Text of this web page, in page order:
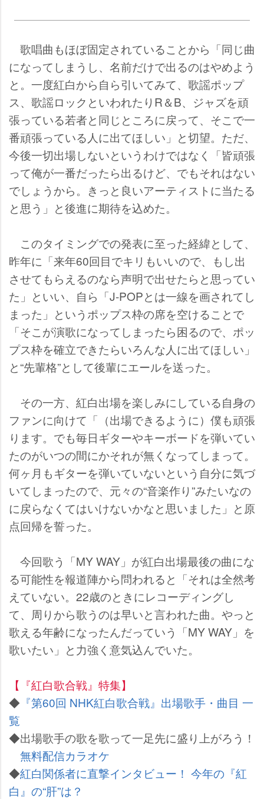
歌唱曲もほぼ固定されていることから「同じ曲
になってしまうし、名前だけで出るのはやめよう
と。一度紅白から自ら引いてみて、歌謡ポップ
ス、歌謡ロックといわれたりR＆B、ジャズを頑
張っている若者と同じところに戻って、そこで一
番頑張っている人に出てほしい」と切望。ただ、
今後一切出場しないというわけではなく「皆頑張
って俺が一番だったら出るけど、でもそれはない
でしょうから。きっと良いアーティストに当たる
と思う」と後進に期待を込めた。
このタイミングでの発表に至った経緯として、
昨年に「来年60回目でキリもいいので、もし出
させてもらえるのなら声明で出せたらと思ってい
た」といい、自ら「J-POPとは一線を画されてし
まった」というポップス枠の席を空けることで
「そこが演歌になってしまったら困るので、ポッ
プス枠を確立できたらいろんな人に出てほしい」
と“先輩格”として後輩にエールを送った。
その一方、紅白出場を楽しみにしている自身の
ファンに向けて「（出場できるように）僕も頑張
ります。でも毎日ギターやキーボードを弾いてい
たのがいつの間にかそれが無くなってしまって。
何ヶ月もギターを弾いていないという自分に気づ
いてしまったので、元々の“音楽作り”みたいなの
に戻らなくてはいけないかなと思いました」と原
点回帰を誓った。
今回歌う「MY WAY」が紅白出場最後の曲にな
る可能性を報道陣から問われると「それは全然考
えていない。22歳のときにレコーディングし
て、周りから歌うのは早いと言われた曲。やっと
歌える年齢になったんだっていう「MY WAY」を
歌いたい」と力強く意気込んでいた。
【『紅白歌合戦』特集】
◆ 『第60回 NHK紅白歌合戦』出場歌手・曲目 一
覧
◆出場歌手の歌を歌って一足先に盛り上がろう！
無料配信カラオケ
◆紅白関係者に直撃インタビュー！ 今年の『紅
白』の“肝”は？